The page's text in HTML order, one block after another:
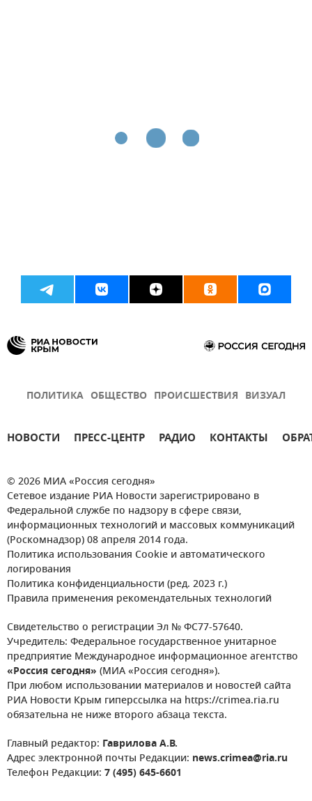
ПОЛИТИКА ОБЩЕСТВО ПРОИСШЕСТВИЯ ВИЗУАЛ
НОВОСТИ ПРЕСС-ЦЕНТР РАДИО КОНТАКТЫ
© 2026 МИА «Россия сегодня»
Сетевое издание РИА Новости зарегистрировано в
Федеральной службе по надзору в сфере связи,
информационных технологий и массовых коммуникаций
(Роскомнадзор) 08 апреля 2014 года.
Политика использования Cookie и автоматического
логирования
Политика конфиденциальности (ред. 2023 г.)
Правила применения рекомендательных технологий
Свидетельство о регистрации Эл № ФС77-57640.
Учредитель: Федеральное государственное унитарное
предприятие Международное информационное агентство
«Россия сегодня» (МИА «Россия сегодня»).
При любом использовании материалов и новостей сайта
РИА Новости Крым гиперссылка на https://crimea.ria.ru
обязательна не ниже второго абзаца текста.
Главный редактор: Гаврилова А.В.
Адрес электронной почты Редакции: news.crimea@ria.ru
Телефон Редакции: 7 (495) 645-6601